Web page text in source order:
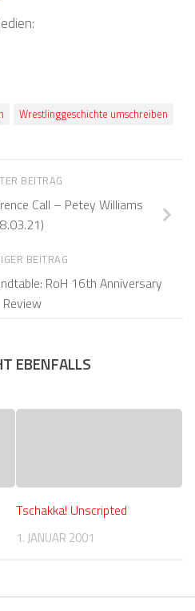
Wrestlinggeschichte umschreiben
BEITRAG
Call – Petey Williams
BEITRAG
RoH 16th Anniversary
Review
EBENFALLS
Tschakka! Unscripted
1. JANUAR 2001